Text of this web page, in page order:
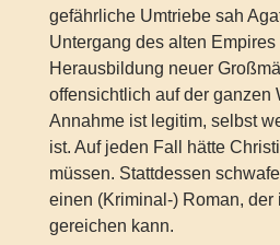
gefährliche Umtriebe sah
Untergang des alten Empires
Herausbildung neuer
offensichtlich auf der ganzen
Annahme ist legitim, selbst
ist. Auf jeden Fall hätte
müssen. Stattdessen
einen (Kriminal-) Roman, der
gereichen kann.